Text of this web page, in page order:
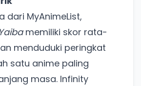
dari MyAnimeList,
memiliki skor rata-
menduduki peringkat
satu anime paling
masa. Infinity